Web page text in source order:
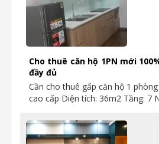
Cho thuê căn hộ 1PN mới
đầy đủ
Cần cho thuê gấp căn hộ 1
cao cấp Diện tích: 36m2 Tầng: 7